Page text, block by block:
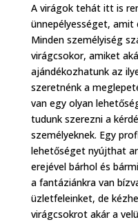
A virágok tehát itt is
ünnepélyességet, amit
Minden személyiség
virágcsokor, amiket
ajándékozhatunk az
szeretnénk a
van egy olyan
tudunk szerezni a
személyeknek. Egy
lehetőséget nyújthat
erejével bárhol és
a fantáziánkra van
üzletfeleinket, de
virágcsokrot akár a